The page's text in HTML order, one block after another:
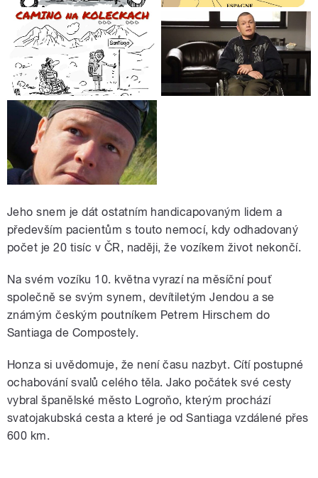
Jeho snem je dát ostatním handicapovaným lidem a
především pacientům s touto nemocí, kdy odhadovaný
počet je 20 tisíc v ČR, naději, že vozíkem život nekončí.
Na svém vozíku 10. května vyrazí na měsíční pouť
společně se svým synem, devítiletým Jendou a se
známým českým poutníkem Petrem Hirschem do
Santiaga de Compostely.
Honza si uvědomuje, že není času nazbyt. Cítí postupné
ochabování svalů celého těla. Jako počátek své cesty
vybral španělské město Logroňo, kterým prochází
svatojakubská cesta a které je od Santiaga vzdálené přes
600 km.